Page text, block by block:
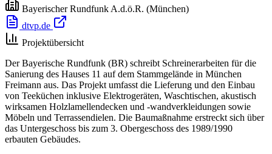
Bayerischer Rundfunk A.d.ö.R. (München)
dtvp.de
Projektübersicht
Der Bayerische Rundfunk (BR) schreibt Schreinerarbeiten für die
Sanierung des Hauses 11 auf dem Stammgelände in München
Freimann aus. Das Projekt umfasst die Lieferung und den Einbau
von Teeküchen inklusive Elektrogeräten, Waschtischen, akustisch
wirksamen Holzlamellendecken und -wandverkleidungen sowie
Möbeln und Terrassendielen. Die Baumaßnahme erstreckt sich über
das Untergeschoss bis zum 3. Obergeschoss des 1989/1990
erbauten Gebäudes.